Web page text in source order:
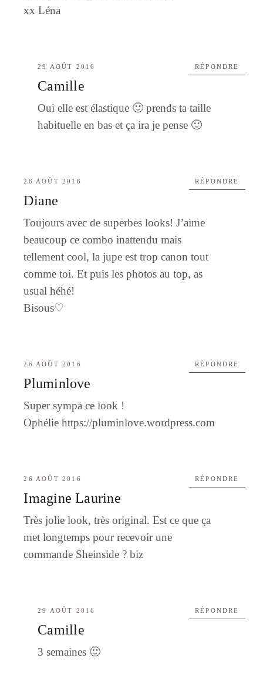
xx Léna
29 AOÛT 2016
Camille
Oui elle est élastique 🙂 prends ta taille
habituelle en bas et ça ira je pense 🙂
RÉPONDRE
26 AOÛT 2016
Diane
Toujours avec de superbes looks! J’aime
beaucoup ce combo inattendu mais
tellement cool, la jupe est trop canon tout
comme toi. Et puis les photos au top, as
usual héhé!
Bisous♡
RÉPONDRE
26 AOÛT 2016
Pluminlove
Super sympa ce look !
Ophéliehttps://pluminlove.wordpress.com
RÉPONDRE
26 AOÛT 2016
Imagine Laurine
Très jolie look, très original. Est ce que ça
met longtemps pour recevoir une
commande Sheinside ? biz
RÉPONDRE
29 AOÛT 2016
Camille
3 semaines 🙂
RÉPONDRE